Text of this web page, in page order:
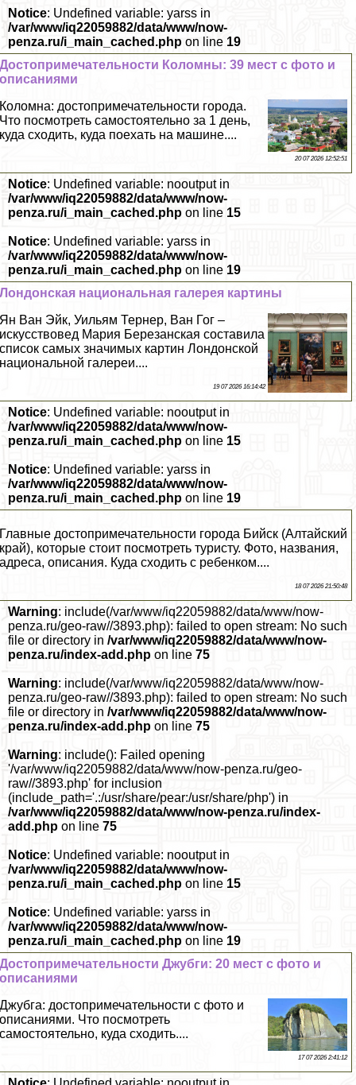
Notice: Undefined variable: yarss in
/var/www/iq22059882/data/www/now-
penza.ru/i_main_cached.php on line 19
Достопримечательности Коломны: 39 мест с фото и
описаниями
Коломна: достопримечательности города.
Что посмотреть самостоятельно за 1 день,
куда сходить, куда поехать на машине....
20 07 2026 12:52:51
Notice: Undefined variable: nooutput in
/var/www/iq22059882/data/www/now-
penza.ru/i_main_cached.php on line 15
Notice: Undefined variable: yarss in
/var/www/iq22059882/data/www/now-
penza.ru/i_main_cached.php on line 19
Лондонская национальная галерея картины
Ян Ван Эйк, Уильям Тернер, Ван Гог –
искусствовед Мария Березанская составила
список самых значимых картин Лондонской
национальной галереи....
19 07 2026 16:14:42
Notice: Undefined variable: nooutput in
/var/www/iq22059882/data/www/now-
penza.ru/i_main_cached.php on line 15
Notice: Undefined variable: yarss in
/var/www/iq22059882/data/www/now-
penza.ru/i_main_cached.php on line 19
Главные достопримечательности города Бийск (Алтайский
край), которые стоит посмотреть туристу. Фото, названия,
адреса, описания. Куда сходить с ребенком....
18 07 2026 21:50:48
Warning: include(/var/www/iq22059882/data/www/now-
penza.ru/geo-raw//3893.php): failed to open stream: No such
file or directory in /var/www/iq22059882/data/www/now-
penza.ru/index-add.php on line 75
Warning: include(/var/www/iq22059882/data/www/now-
penza.ru/geo-raw//3893.php): failed to open stream: No such
file or directory in /var/www/iq22059882/data/www/now-
penza.ru/index-add.php on line 75
Warning: include(): Failed opening
'/var/www/iq22059882/data/www/now-penza.ru/geo-
raw//3893.php' for inclusion
(include_path='.:/usr/share/pear:/usr/share/php') in
/var/www/iq22059882/data/www/now-penza.ru/index-
add.php on line 75
Notice: Undefined variable: nooutput in
/var/www/iq22059882/data/www/now-
penza.ru/i_main_cached.php on line 15
Notice: Undefined variable: yarss in
/var/www/iq22059882/data/www/now-
penza.ru/i_main_cached.php on line 19
Достопримечательности Джубги: 20 мест с фото и
описаниями
Джубга: достопримечательности с фото и
описаниями. Что посмотреть
самостоятельно, куда сходить....
17 07 2026 2:41:12